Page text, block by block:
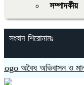
সম্পাদকীয়
সংবাদ শিরোনামঃ
অবৈধ অভিবাসন ও